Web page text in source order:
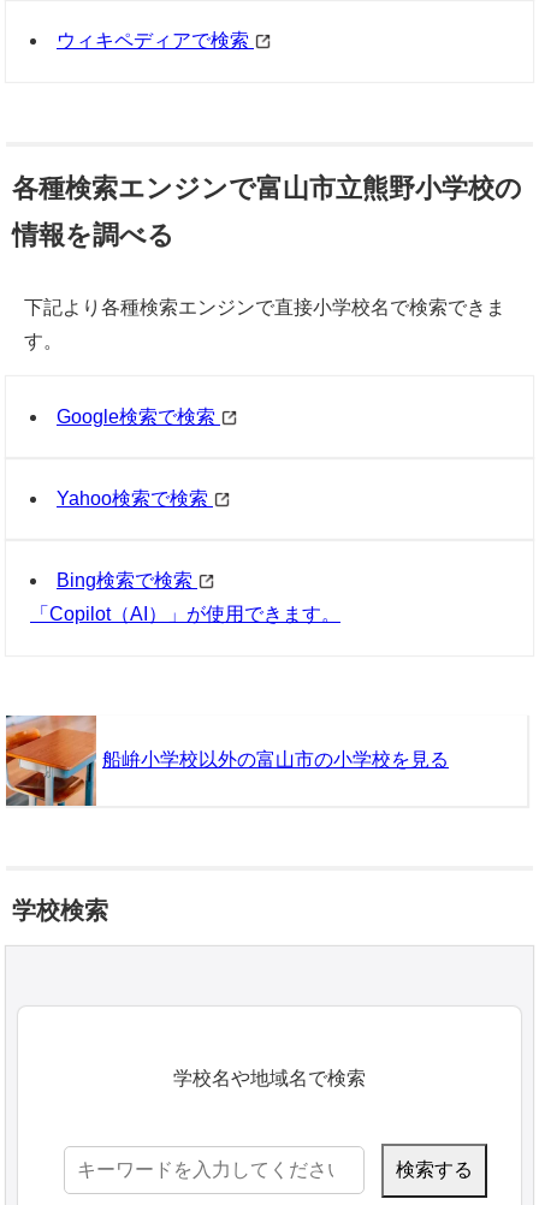
ウィキペディアで検索
各種検索エンジンで富山市立熊野小学校の
情報を調べる
下記より各種検索エンジンで直接小学校名で検索できま
す。
Google検索で検索
Yahoo検索で検索
Bing検索で検索
「Copilot（AI）」が使用できます。
船峅小学校以外の富山市の小学校を見る
学校検索
学校名や地域名で検索
検